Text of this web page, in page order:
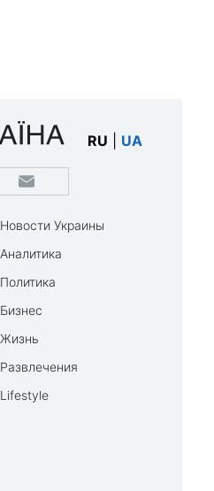
RU UA
Новости Украины
Аналитика
Политика
Бизнес
Жизнь
Развлечения
Lifestyle